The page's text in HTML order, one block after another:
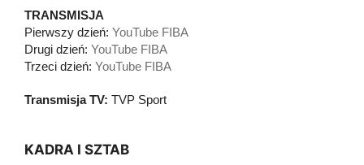
TRANSMISJA
Pierwszy dzień: YouTube FIBA
Drugi dzień: YouTube FIBA
Trzeci dzień: YouTube FIBA
Transmisja TV: TVP Sport
KADRA I SZTAB